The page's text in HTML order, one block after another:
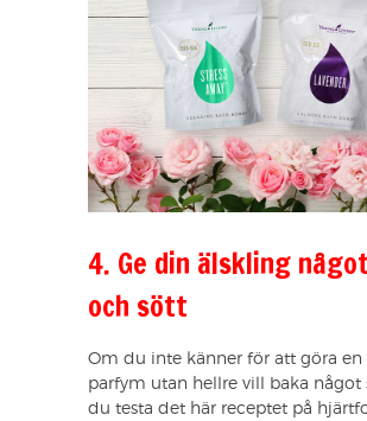
4. Ge din älskling
och sött
Om du inte känner för att göra en
parfym utan hellre vill baka något
du testa det här receptet på